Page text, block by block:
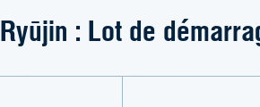
Ryūjin : Lot de